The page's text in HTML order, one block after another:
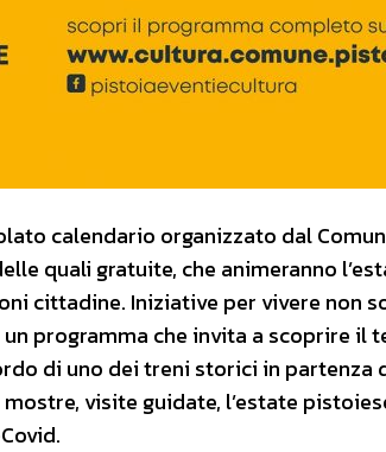
calendario organizzato dal
quali gratuite, che animeranno
cittadine. Iniziative per vivere non
programma che invita a scoprire il
di uno dei treni storici in partenza
visite guidate, l’estate